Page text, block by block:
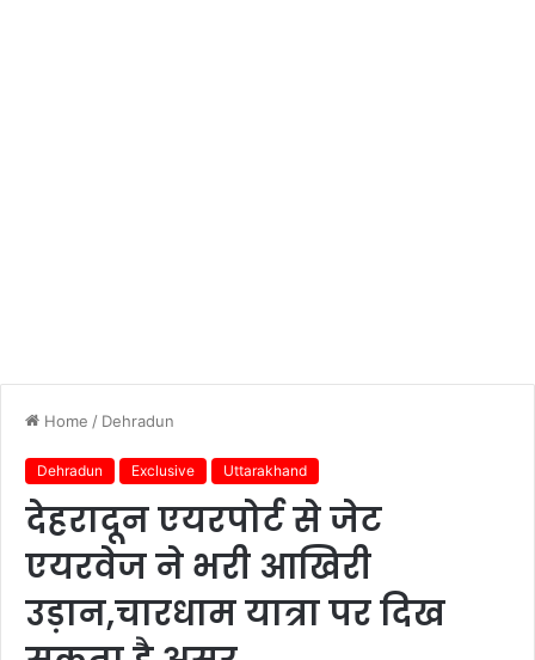
Home / Dehradun
Dehradun Exclusive Uttarakhand
देहरादून एयरपोर्ट से जेट
एयरवेज ने भरी आखिरी
उड़ान,चारधाम यात्रा पर दिख